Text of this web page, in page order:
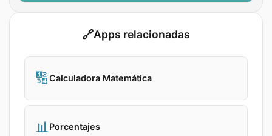
🔗Apps relacionadas
🔢Calculadora Matemática
📊Porcentajes